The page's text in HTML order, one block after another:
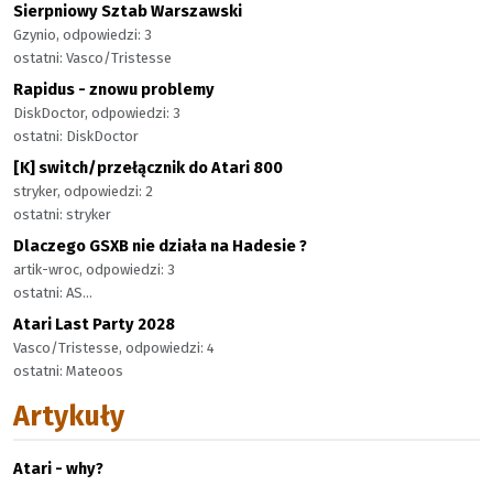
Sierpniowy Sztab Warszawski
Gzynio, odpowiedzi: 3
ostatni: Vasco/Tristesse
Rapidus - znowu problemy
DiskDoctor, odpowiedzi: 3
ostatni: DiskDoctor
[K] switch/przełącznik do Atari 800
stryker, odpowiedzi: 2
ostatni: stryker
Dlaczego GSXB nie działa na Hadesie ?
artik-wroc, odpowiedzi: 3
ostatni: AS...
Atari Last Party 2028
Vasco/Tristesse, odpowiedzi: 4
ostatni: Mateoos
Artykuły
Atari - why?